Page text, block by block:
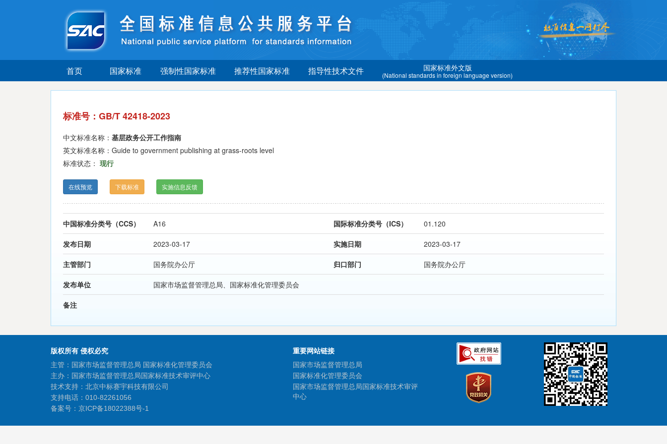
首页 国家标准 强制性国家标准 推荐性国家标准 指导性技术文件 国家标准外文版
(National standards in foreign language version)
标准号：GB/T 42418-2023
中文标准名称： 基层政务公开工作指南
英文标准名称：Guide to government publishing at grass-roots level
标准状态： 现行
在线预览 下载标准 实施信息反馈
中国标准分类号（CCS） A16 国际标准分类号（ICS） 01.120
发布日期 2023-03-17 实施日期 2023-03-17
主管部门 国务院办公厅 归口部门 国务院办公厅
发布单位 国家市场监督管理总局、国家标准化管理委员会
备注
版权所有 侵权必究
主管：国家市场监督管理总局 国家标准化管理委员会
主办：国家市场监督管理总局国家标准技术审评中心
技术支持：北京中标赛宇科技有限公司
支持电话：010-82261056
备案号： 京ICP备18022388号-1
重要网站链接
国家市场监督管理总局
国家标准化管理委员会
国家市场监督管理总局国家标准技术审评
中心